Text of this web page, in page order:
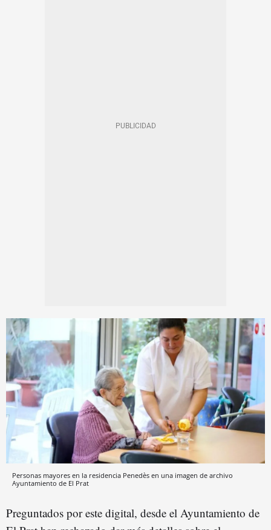
Personas mayores en la residencia Penedès en una imagen de archivo
Ayuntamiento de El Prat
Preguntados por este digital, desde el Ayuntamiento de